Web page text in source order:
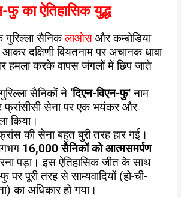
फु का ऐतिहासिक युद्ध
गुरिल्ला सैनिकलाओस और कम्बोडिया
दक्षिणी वियतनाम पर अचानक धावा
हमला करके वापस जंगलों में छिप जाते
सैनिकों ने ‘दिएन-विएन-फु’नाम
फ्रांसीसी सेना पर एक भयंकर और
किया।
की सेना बहुत बुरी तरह हार गई।
16,000 सैनिकों को आत्मसमर्पण
पड़ा। इस ऐतिहासिक जीत के साथ
पर पूरी तरह से साम्यवादियों (हो-ची-
का अधिकार हो गया।